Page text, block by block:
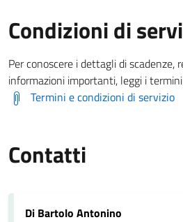
Condizioni di
Per conoscere i dettagli di scadenze,
informazioni importanti, leggi i
Termini e condizioni di servizio
Contatti
Di Bartolo Antonino